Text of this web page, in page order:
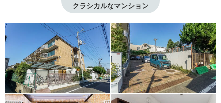
クラシカルなマンション